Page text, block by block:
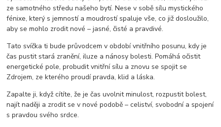
ze samotného středu našeho bytí. Nese v sobě sílu mystického
fénixe, který s jemností a moudrostí spaluje vše, co již dosloužilo,
aby se mohlo zrodit nové – jasné, čisté a pravdivé.
Tato svíčka ti bude průvodcem v období vnitřního posunu, kdy je
čas pustit stará zranění, iluze a nánosy bolesti. Pomáhá očistit
energetické pole, probudit vnitřní sílu a znovu se spojit se
Zdrojem, ze kterého proudí pravda, klid a láska.
Zapalte ji, když cítíte, že je čas uvolnit minulost, rozpustit bolest,
najít naději a zrodit se v nové podobě – celiství, svobodní a spojení
s pravdou svého srdce.